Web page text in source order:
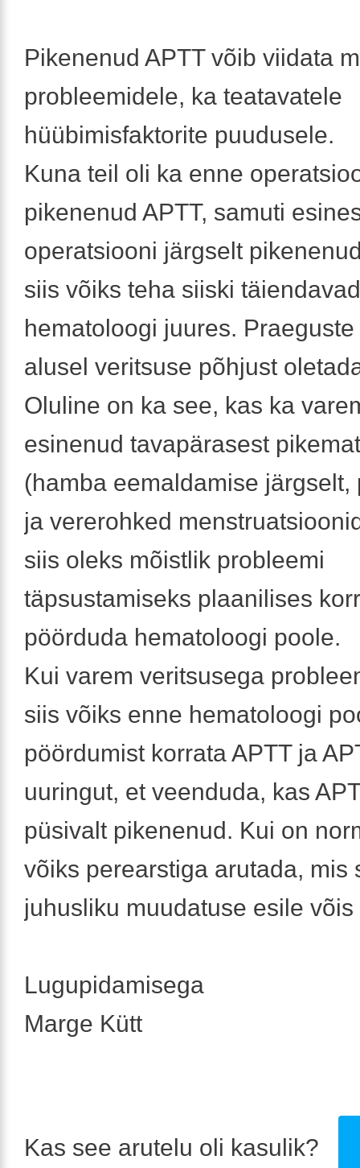
Pikenenud APTT võib viidata
probleemidele, ka teatavatele
hüübimisfaktorite puudusele.
Kuna teil oli ka enne
pikenenud APTT, samuti
operatsiooni järgselt
siis võiks teha siiski
hematoloogi juures.
alusel veritsuse põhjust
Oluline on ka see, kas ka
esinenud tavapärasest
(hamba eemaldamise järgselt,
ja vererohked
siis oleks mõistlik probleemi
täpsustamiseks plaanilises
pöörduda hematoloogi poole.
Kui varem veritsusega
siis võiks enne hematoloogi
pöördumist korrata APTT ja
uuringut, et veenduda, kas
püsivalt pikenenud. Kui on
võiks perearstiga arutada, mis
juhusliku muudatuse esile
Lugupidamisega
Marge Kütt
Kas see arutelu oli kasulik?